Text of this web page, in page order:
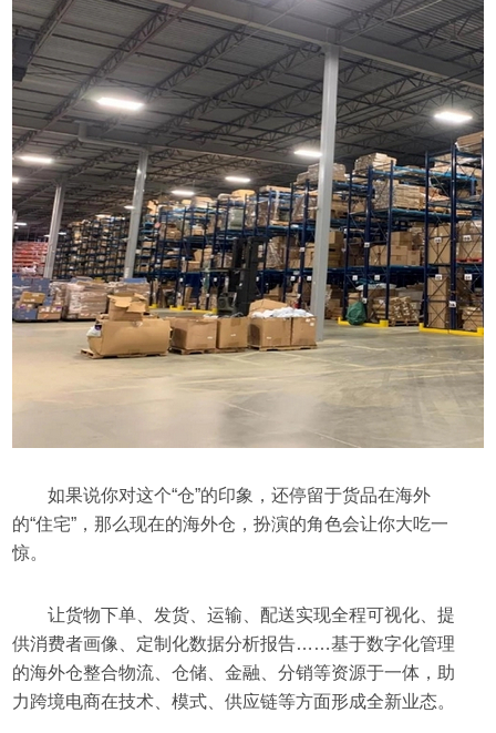
如果说你对这个“仓”的印象，还停留于货品在海外
的“住宅”，那么现在的海外仓，扮演的角色会让你大吃一
惊。
让货物下单、发货、运输、配送实现全程可视化、提
供消费者画像、定制化数据分析报告……基于数字化管理
的海外仓整合物流、仓储、金融、分销等资源于一体，助
力跨境电商在技术、模式、供应链等方面形成全新业态。